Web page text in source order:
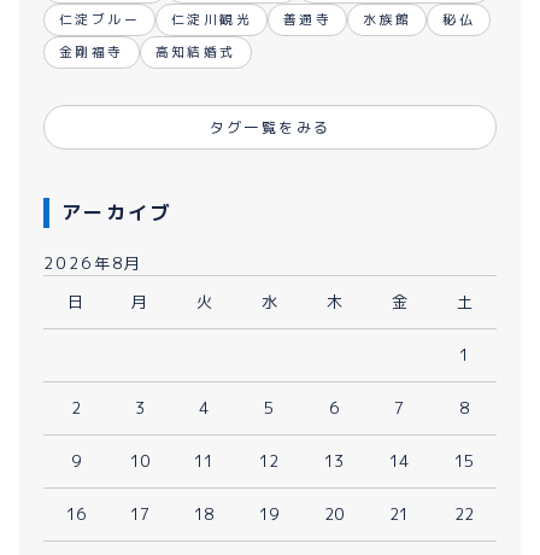
仁淀ブルー
仁淀川観光 善通寺 水族館
秘仏
金剛福寺
高知結婚式
タグ一覧をみる
アーカイブ
2026年8月
日
月 火 水 木 金 土
1
2 3 4 5 6 7 8
9 10 11 12 13 14 15
16 17 18 19 20 21 22